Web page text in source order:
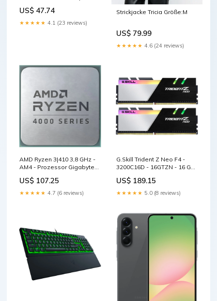
Usb 3 - USB 3.0 - Gehäuse
Icy Dock
US$ 47.74
★★★★★ 4.1 (23 reviews)
Strickjacke Tricia Größe:M
US$ 79.99
★★★★★ 4.6 (24 reviews)
AMD Ryzen 3|410 3,8 GHz -
AM4 - Prozessor Gigabyte
US$ 107.25
★★★★★ 4.7 (6 reviews)
G.Skill Trident Z Neo F4 -
3200C16D - 16GTZN - 16 GB
- 288 - pin DIMM -
Arbeitsspeicher Cian
Technology GmbH
US$ 189.15
★★★★★ 5.0 (8 reviews)